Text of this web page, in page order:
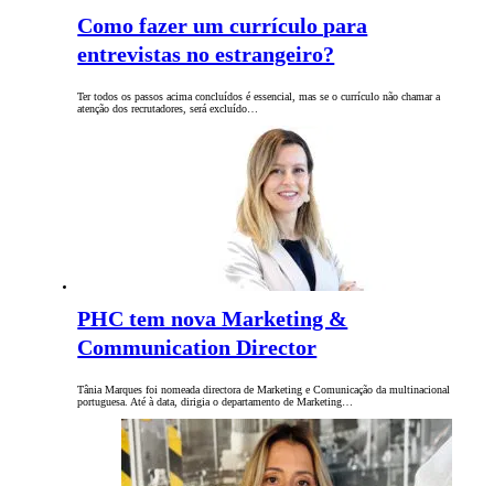
Como fazer um currículo para
entrevistas no estrangeiro?
Ter todos os passos acima concluídos é essencial, mas se o currículo não chamar a
atenção dos recrutadores, será excluído…
PHC tem nova Marketing &
Communication Director
Tânia Marques foi nomeada directora de Marketing e Comunicação da multinacional
portuguesa. Até à data, dirigia o departamento de Marketing…